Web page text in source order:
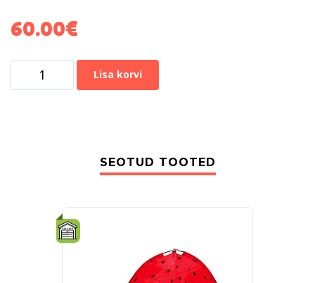
60.00€
Lisa korvi
SEOTUD TOOTED